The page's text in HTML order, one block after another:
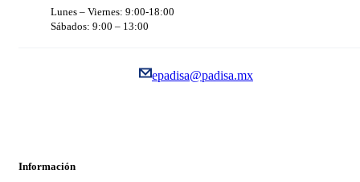
Lunes – Viernes: 9:00-18:00
Sábados: 9:00 – 13:00
epadisa@padisa.mx
Información